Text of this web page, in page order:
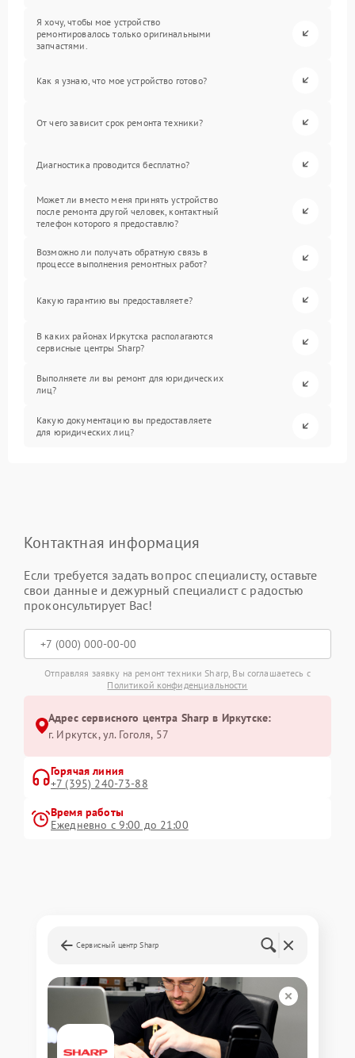
Я хочу, чтобы мое устройство
ремонтировалось только оригинальными
запчастями.
Как я узнаю, что мое устройство готово?
От чего зависит срок ремонта техники?
Диагностика проводится бесплатно?
Может ли вместо меня принять устройство
после ремонта другой человек, контактный
телефон которого я предоставлю?
Возможно ли получать обратную связь в
процессе выполнения ремонтных работ?
Какую гарантию вы предоставляете?
В каких районах Иркутска располагаются
сервисные центры Sharp?
Выполняете ли вы ремонт для юридических
лиц?
Какую документацию вы предоставляете
для юридических лиц?
Контактная информация
Если требуется задать вопрос специалисту, оставьте
свои данные и дежурный специалист с радостью
проконсультирует Вас!
Отправляя заявку на ремонт техники Sharp, Вы соглашаетесь с
Политикой конфиденциальности
Адрес сервисного центра Sharp в Иркутске:
г. Иркутск, ул. ​Гоголя, 57
Горячая линия
+7 (395) 240-73-88
Время работы
Ежедневно с 9:00 до 21:00
Сервисный центр Sharp